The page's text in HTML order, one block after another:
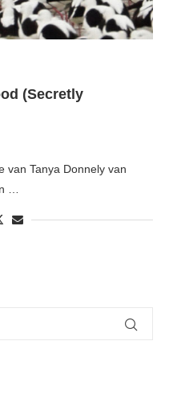
(Secretly
van Tanya Donnely van
…